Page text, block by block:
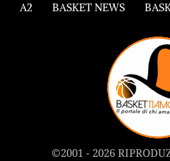
A2
BASKET NEWS
©2001 - 2026